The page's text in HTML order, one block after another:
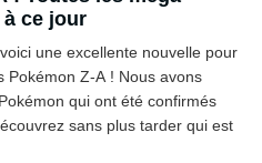
ce jour
une excellente nouvelle pour
Pokémon Z-A ! Nous avons
qui ont été confirmés
sans plus tarder qui est